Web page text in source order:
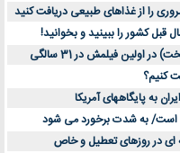
فیلمش در 31 سالگی
کنیم؟
به پایگاههای آمریکا
است/ به شدت برخورد می شود
ای در روزهای تعطیل و خاص